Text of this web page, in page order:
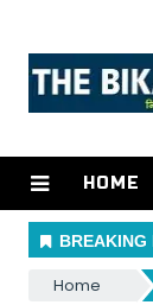
HOME
Home